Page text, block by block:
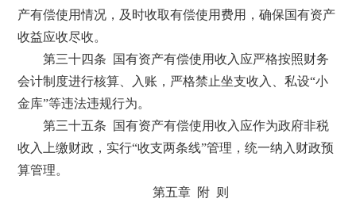
产有偿使用情况，及时收取有偿使用费用，确保国有资产
收益应收尽收。
第三十四条 国有资产有偿使用收入应严格按照财务
会计制度进行核算、入账，严格禁止坐支收入、私设“小
金库”等违法违规行为。
第三十五条 国有资产有偿使用收入应作为政府非税
收入上缴财政，实行“收支两条线”管理，统一纳入财政预
算管理。
第五章 附 则